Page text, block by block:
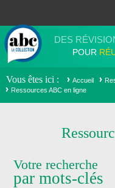
DES
POUR
Vous êtes ici Accueil
Ressources ABC en ligne
Votre recherche
par mots-clés